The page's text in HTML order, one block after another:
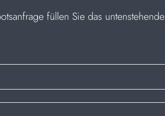
füllen Sie das untenstehende